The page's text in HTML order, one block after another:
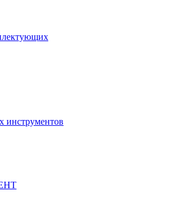
инструментов